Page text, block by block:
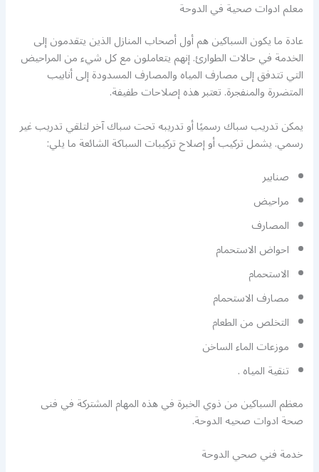
معلم ادوات صحية في الدوحة
عادة ما يكون السباكين هم أول أصحاب المنازل الذين يتقدمون إلى
الخدمة في حالات الطوارئ. إنهم يتعاملون مع كل شيء من المراحيض
التي تتدفق إلى مصارف المياه والمصارف المسدودة إلى أنابيب
المتضررة والمنفجرة. تعتبر هذه إصلاحات طفيفة.
يمكن تدريب سباك رسميًا أو تدريبه تحت سباك آخر لتلقي تدريب غير
رسمي. يشمل تركيب أو إصلاح تركيبات السباكة الشائعة ما يلي:
صنابير
مراحيض
المصارف
احواض الاستحمام
الاستحمام
مصارف الاستحمام
التخلص من الطعام
موزعات الماء الساخن
تنقية المياه .
معظم السباكين من ذوي الخبرة في هذه المهام المشتركة في فنى
صحة ادوات صحيه الدوحة.
خدمة فني صحي الدوحة